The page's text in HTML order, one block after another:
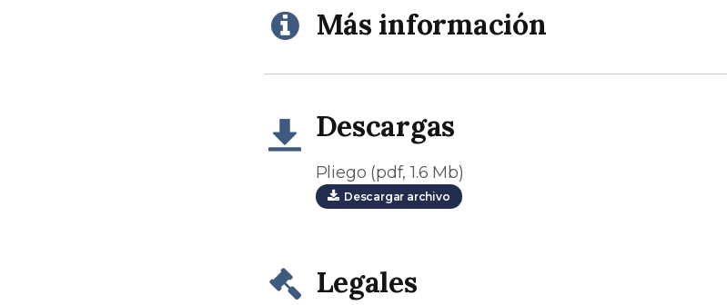
Más información
Descargas
Pliego (pdf, 1.6 Mb)
Descargar archivo
Legales